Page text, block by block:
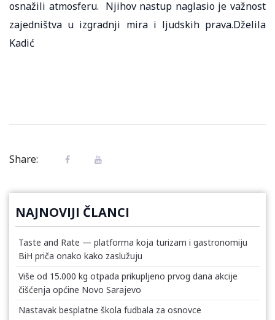
osnažili atmosferu. Njihov nastup naglasio je važnost
zajedništva u izgradnji mira i ljudskih prava.Dželila
Kadić
Share:
NAJNOVIJI ČLANCI
Taste and Rate — platforma koja turizam i gastronomiju
BiH priča onako kako zaslužuju
Više od 15.000 kg otpada prikupljeno prvog dana akcije
čišćenja općine Novo Sarajevo
Nastavak besplatne škola fudbala za osnovce